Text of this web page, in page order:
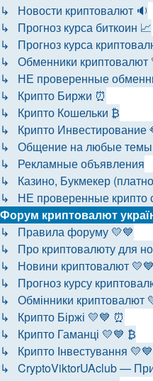
↳ Новости криптовалют 🔉
↳ Прогноз курса биткоин 📈
↳ Прогноз курса
↳ Обменники
↳ НЕ проверенные
↳ Крипто Биржи ⏰
↳ Крипто Кошельки ₿
↳ Крипто Инвестирование
↳ Общение на любые темы
↳ Рекламные объявления
↳ Казино, Букмекер
↳ НЕ проверенные крипто
Форум криптовалют
↳ Правила форуму 💛💙
↳ Про криптовалюту для
↳ Новини криптовалют 💛💙
↳ Прогноз курсу
↳ Обмінники криптовалют
↳ Крипто Біржі 💛💙 ⏰
↳ Крипто Гаманці 💛💙 ₿
↳ Крипто Інвестування 💛💙
↳ CryptoViktorUAclub —